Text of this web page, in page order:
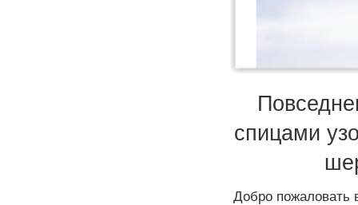
спицами
Добро пожаловать